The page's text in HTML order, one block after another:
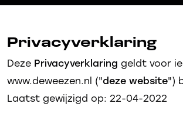
Privacyverklaring
Deze Privacyverklaring geldt voor
www.deweezen.nl ("deze website")
Laatst gewijzigd op: 22-04-2022